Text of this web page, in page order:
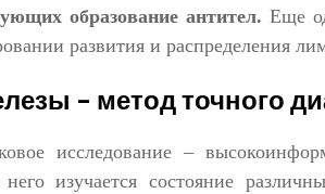
образование антител. Еще
развития и распределения
– метод точного
исследование –
изучается состояние